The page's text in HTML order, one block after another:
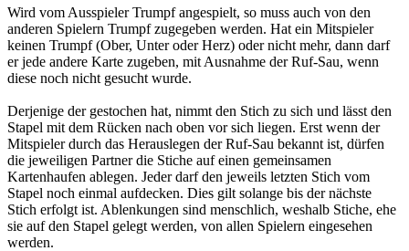
Wird vom Ausspieler Trumpf angespielt, so muss auch von den
anderen Spielern Trumpf zugegeben werden. Hat ein Mitspieler
keinen Trumpf (Ober, Unter oder Herz) oder nicht mehr, dann darf
er jede andere Karte zugeben, mit Ausnahme der Ruf-Sau, wenn
diese noch nicht gesucht wurde.
Derjenige der gestochen hat, nimmt den Stich zu sich und lässt den
Stapel mit dem Rücken nach oben vor sich liegen. Erst wenn der
Mitspieler durch das Herauslegen der Ruf-Sau bekannt ist, dürfen
die jeweiligen Partner die Stiche auf einen gemeinsamen
Kartenhaufen ablegen. Jeder darf den jeweils letzten Stich vom
Stapel noch einmal aufdecken. Dies gilt solange bis der nächste
Stich erfolgt ist. Ablenkungen sind menschlich, weshalb Stiche, ehe
sie auf den Stapel gelegt werden, von allen Spielern eingesehen
werden.